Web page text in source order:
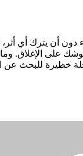
دون أن يترك أي
على الإغلاق. وما
خطيرة للبحث عن